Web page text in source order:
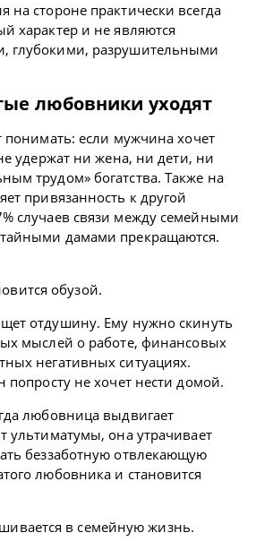
стороне практически всегда
характер и не являются
глубокими, разрушительными
любовники уходят
понимать: если мужчина хочет
удержат ни жена, ни дети, ни
трудом» богатства. Также на
привязанность к другой
случаев связи между семейными
дамами прекращаются.
обузой.
отдушину. Ему нужно скинуть
мыслей о работе, финансовых
негативных ситуациях.
попросту не хочет нести домой.
любовница выдвигает
ультиматумы, она утрачивает
беззаботную отвлекающую
любовника и становится
в семейную жизнь.